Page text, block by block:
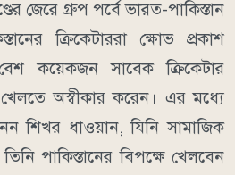
জেরে গ্রুপ পর্বে ভারত-পাকিস্তান
ক্রিকেটাররা ক্ষোভ প্রকাশ
কয়েকজন সাবেক ক্রিকেটার
খেলতে অস্বীকার করেন। এর মধ্যে
শিখর ধাওয়ান, যিনি সামাজিক
পাকিস্তানের বিপক্ষে খেলবেন